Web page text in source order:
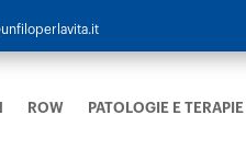
ROW PATOLOGIE E TERAPIE